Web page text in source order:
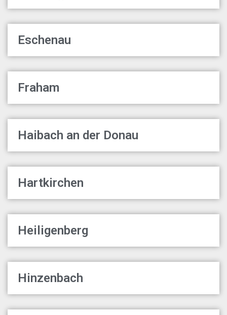
Eschenau
Fraham
Haibach an der Donau
Hartkirchen
Heiligenberg
Hinzenbach